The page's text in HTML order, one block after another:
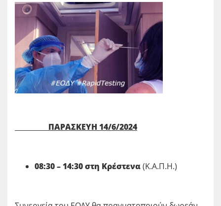
ΠΑΡΑΣΚΕΥΗ 14/6/2024
08:30 – 14:30 στη Κρέστενα(Κ.Α.Π.Η.)